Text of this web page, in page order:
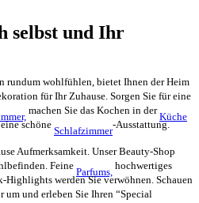
selbst und Ihr
rundum wohlfühlen, bietet Ihnen der Heim
für Ihr Zuhause. Sorgen Sie für eine
machen Sie das Kochen in der
Küche
schöne
Schlafzimmer
-Ausstattung.
Aufmerksamkeit. Unser Beauty-Shop
Feine
Parfums,
hochwertiges
Highlights werden Sie verwöhnen. Schauen
und erleben Sie Ihren “Special